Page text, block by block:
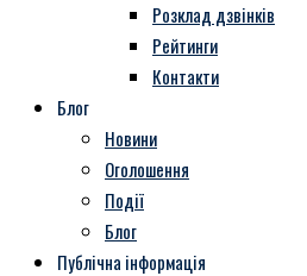
Розклад дзвінків
Рейтинги
Контакти
Блог
Новини
Оголошення
Події
Блог
Публічна інформація